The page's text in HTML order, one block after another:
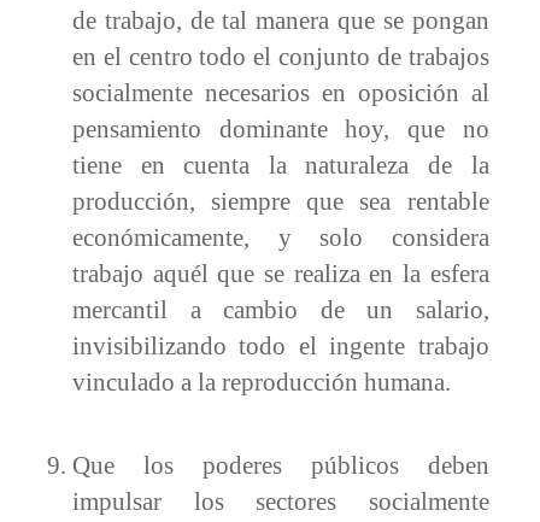
de trabajo, de tal manera que se pongan
en el centro todo el conjunto de trabajos
socialmente necesarios en oposición al
pensamiento dominante hoy, que no
tiene en cuenta la naturaleza de la
producción, siempre que sea rentable
económicamente, y solo considera
trabajo aquél que se realiza en la esfera
mercantil a cambio de un salario,
invisibilizando todo el ingente trabajo
vinculado a la reproducción humana.
Que los poderes públicos deben
impulsar los sectores socialmente